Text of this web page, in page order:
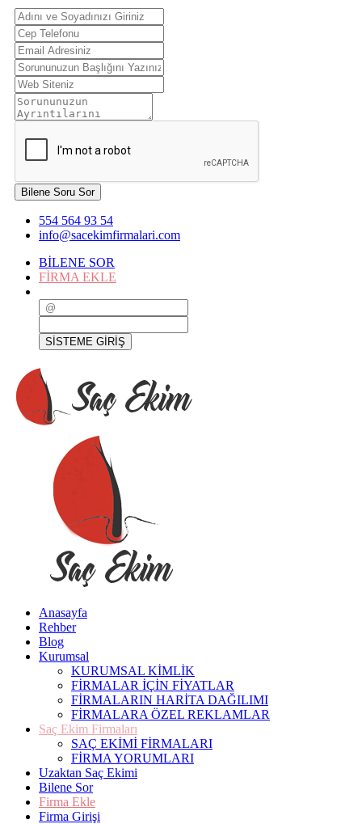
Bilene Soru Sor
554 564 93 54
info@sacekimfirmalari.com
BİLENE SOR
FİRMA EKLE
SİSTEME GİRİŞ
Anasayfa
Rehber
Blog
Kurumsal
KURUMSAL KİMLİK
FİRMALAR İÇİN FİYATLAR
FİRMALARIN HARİTA DAĞILIMI
FİRMALARA ÖZEL REKLAMLAR
Saç Ekim Firmaları
SAÇ EKİMİ FİRMALARI
FİRMA YORUMLARI
Uzaktan Saç Ekimi
Bilene Sor
Firma Ekle
Firma Girişi